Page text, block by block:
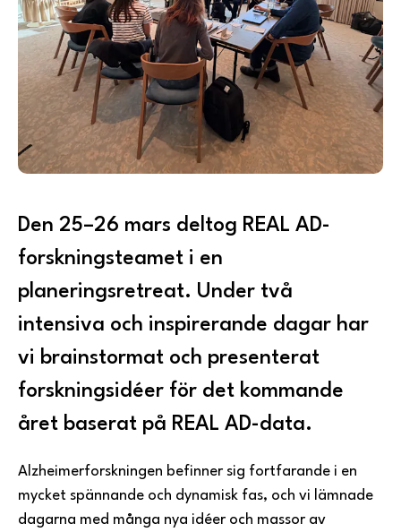
Den 25–26 mars deltog REAL AD-
forskningsteamet i en
planeringsretreat. Under två
intensiva och inspirerande dagar har
vi brainstormat och presenterat
forskningsidéer för det kommande
året baserat på REAL AD-data.
Alzheimerforskningen befinner sig fortfarande i en
mycket spännande och dynamisk fas, och vi lämnade
dagarna med många nya idéer och massor av